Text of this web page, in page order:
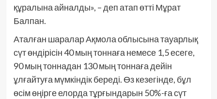
құралына айналды», – деп атап өтті Мұрат
Балпан.
Аталған шаралар Ақмола облысына тауарлық
сүт өндірісін 40 мың тоннаға немесе 1,5 есеге,
90 мың тоннадан 130 мың тоннаға дейін
ұлғайтуға мүмкіндік береді. Өз кезегінде, бұл
өсім өңірге елорда тұрғындарын 50%-ға сүт